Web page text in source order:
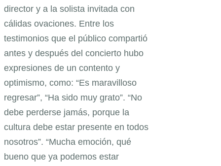
director y a la solista invitada con
cálidas ovaciones. Entre los
testimonios que el público compartió
antes y después del concierto hubo
expresiones de un contento y
optimismo, como: “Es maravilloso
regresar”, “Ha sido muy grato”. “No
debe perderse jamás, porque la
cultura debe estar presente en todos
nosotros”. “Mucha emoción, qué
bueno que ya podemos estar